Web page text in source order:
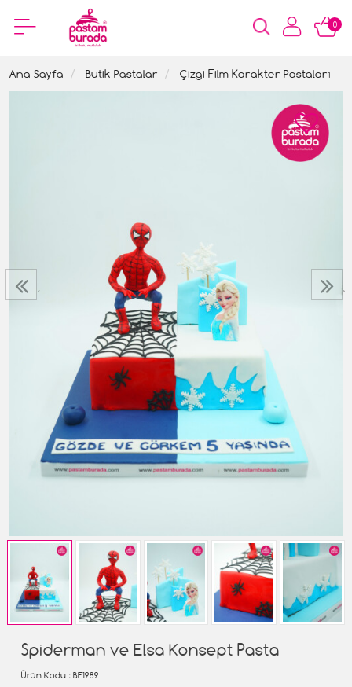
0
Ana Sayfa Butik Pastalar Çizgi Film Karakter Pastaları
‹ ›
Spiderman ve Elsa Konsept Pasta
Ürün Kodu : BE1989